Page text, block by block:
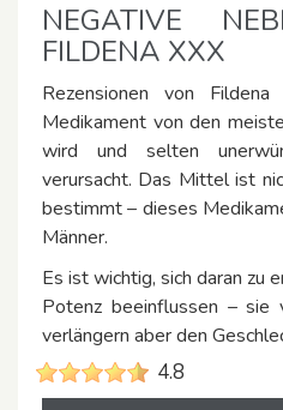
NEGATIVE
FILDENA XXX
Rezensionen von
Medikament von den
wird und selten
verursacht. Das Mittel ist
bestimmt – dieses
Männer.
Es ist wichtig, sich daran zu
Potenz beeinflussen – sie
verlängern aber den
4.8